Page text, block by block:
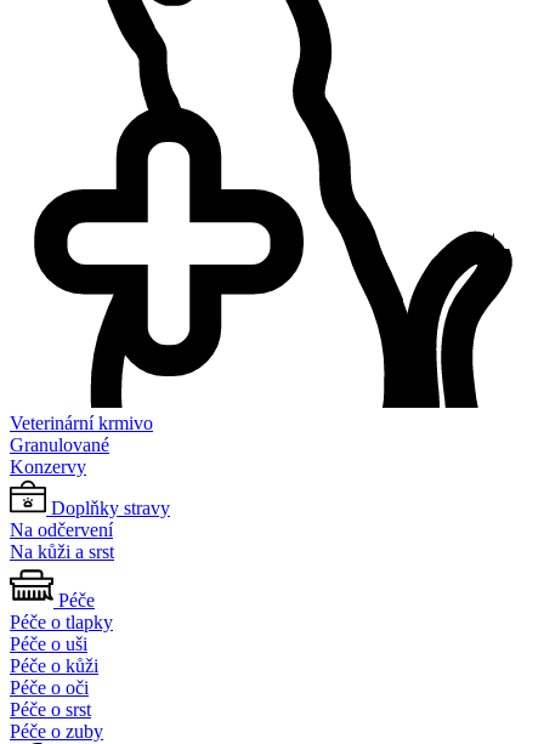
Veterinární krmivo
Granulované
Konzervy
Doplňky stravy
Na odčervení
Na kůži a srst
Péče
Péče o tlapky
Péče o uši
Péče o kůži
Péče o oči
Péče o srst
Péče o zuby